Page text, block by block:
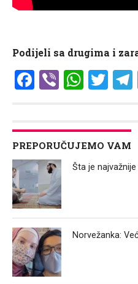
Podijeli sa drugima i
Facebook
Viber
PREPORUČUJEMO VAM
Šta je
Norvežanka: